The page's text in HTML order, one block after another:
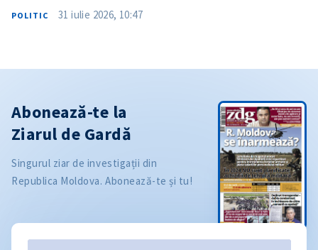
POLITIC 31 iulie 2026, 10:47
Abonează-te la
Ziarul de Gardă
Singurul ziar de investigații din
Republica Moldova. Abonează-te și tu!